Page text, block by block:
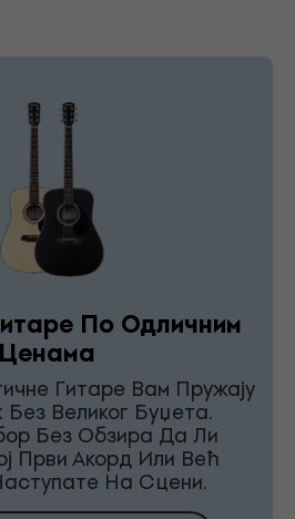
По Одличним
Ценама
Гитаре Вам Пружају
Без Великог Буџета.
Без Обзира Да Ли
Први Акорд Или Већ
На Сцени.